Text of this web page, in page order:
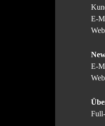
E-
E-